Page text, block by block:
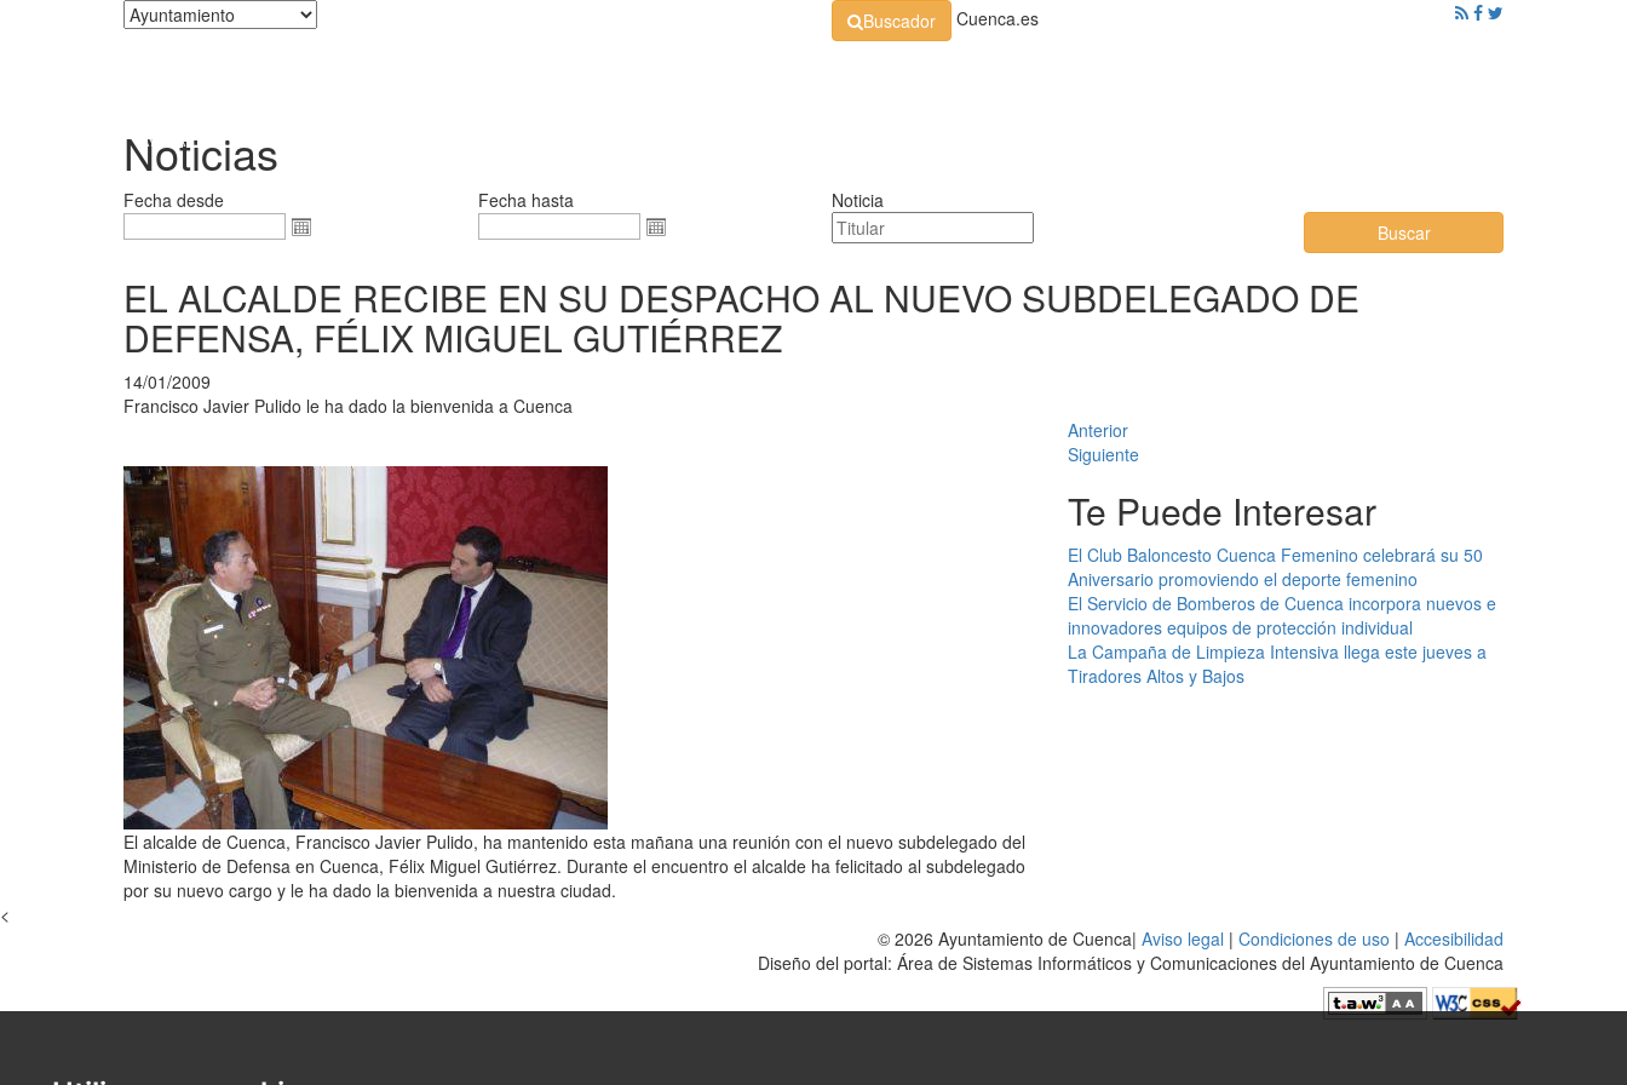
Buscador Cuenca.es
Noticias
Fecha desde Fecha hasta
Noticia
Buscar
EL ALCALDE RECIBE EN SU DESPACHO AL NUEVO SUBDELEGADO DE
DEFENSA, FÉLIX MIGUEL GUTIÉRREZ
14/01/2009
Francisco Javier Pulido le ha dado la bienvenida a Cuenca
Anterior
Siguiente
El alcalde de Cuenca, Francisco Javier Pulido, ha mantenido esta mañana una reunión con el nuevo subdelegado del
Ministerio de Defensa en Cuenca, Félix Miguel Gutiérrez. Durante el encuentro el alcalde ha felicitado al subdelegado
por su nuevo cargo y le ha dado la bienvenida a nuestra ciudad.
Te Puede Interesar
El Club Baloncesto Cuenca Femenino celebrará su 50
Aniversario promoviendo el deporte femenino
El Servicio de Bomberos de Cuenca incorpora nuevos e
innovadores equipos de protección individual
La Campaña de Limpieza Intensiva llega este jueves a
Tiradores Altos y Bajos
<
© 2026 Ayuntamiento de Cuenca| Aviso legal | Condiciones de uso | Accesibilidad
Diseño del portal: Área de Sistemas Informáticos y Comunicaciones del Ayuntamiento de Cuenca